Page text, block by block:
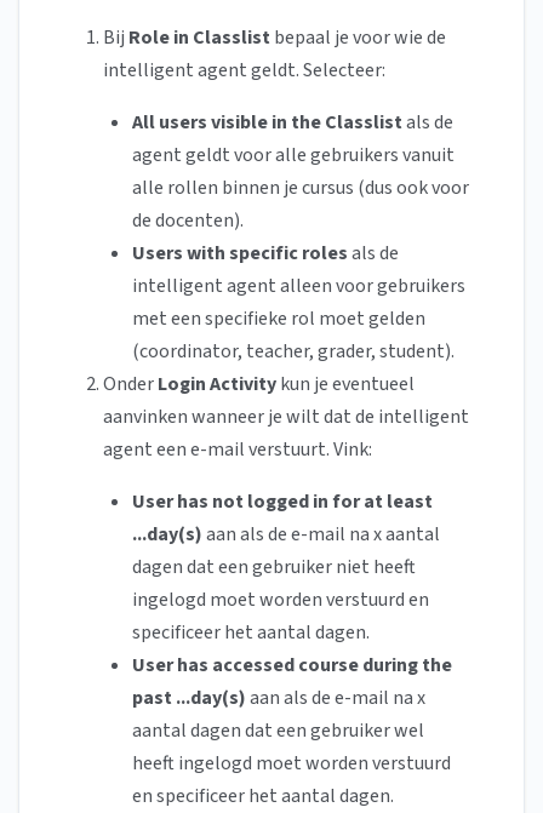
Bij Role in Classlistbepaal je voor wie de
intelligent agent geldt. Selecteer:
All users visible in the Classlistals de
agent geldt voor alle gebruikers vanuit
alle rollen binnen je cursus (dus ook voor
de docenten).
Users with specific rolesals de
intelligent agent alleen voor gebruikers
met een specifieke rol moet gelden
(coordinator, teacher, grader, student).
OnderLogin Activitykun je eventueel
aanvinken wanneer je wilt dat de intelligent
agent een e-mail verstuurt. Vink:
User has not logged in for at least
...day(s)aan als de e-mail na x aantal
dagen dat een gebruiker niet heeft
ingelogd moet worden verstuurd en
specificeer het aantal dagen.
User has accessed course during the
past ...day(s)aan als de e-mail na x
aantal dagen dat een gebruiker wel
heeft ingelogd moet worden verstuurd
en specificeer het aantal dagen.